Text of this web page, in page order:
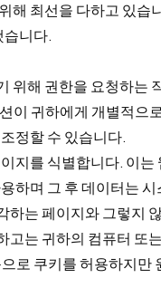
해 최선을 다하고 있
습니다.
위해 권한을 요청하는
이 귀하에게 개별적
정할 수 있습니다.
지를 식별합니다. 이
하며 그 후 데이터는
는 페이지와 그렇지
는 귀하의 컴퓨터
로 쿠키를 허용하지